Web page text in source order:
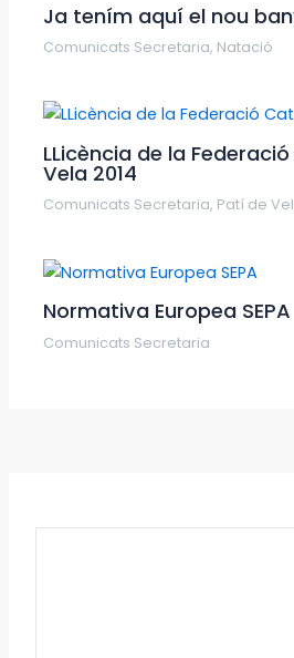
Ja tením aquí el nou
Comunicats Secretaria, Natació
LLicència de la
Vela 2014
Comunicats Secretaria, Patí de
Normativa Europea SEPA
Comunicats Secretaria